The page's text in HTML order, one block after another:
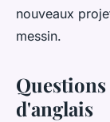
nouveaux
messin.
d'anglais